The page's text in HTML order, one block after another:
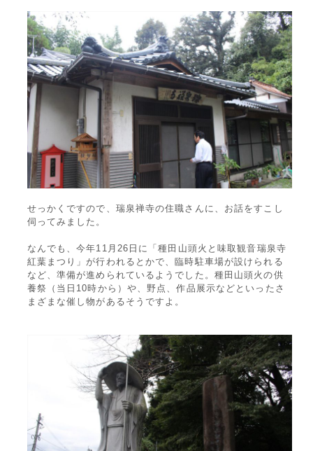
せっかくですので、瑞泉禅寺の住職さんに、お話をすこし
伺ってみました。
なんでも、今年11月26日に「種田山頭火と味取観音瑞泉寺
紅葉まつり」が行われるとかで、臨時駐車場が設けられる
など、準備が進められているようでした。種田山頭火の供
養祭（当日10時から）や、野点、作品展示などといったさ
まざまな催し物があるそうですよ。